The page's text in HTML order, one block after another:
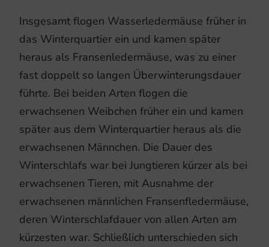
Insgesamt flogen Wasserledermäuse früher in
das Winterquartier ein und kamen später
heraus als Fransenledermäuse, was zu einer
fast doppelt so langen Überwinterungsdauer
führte. Bei beiden Arten flogen die
erwachsenen Weibchen früher ein und kamen
später aus dem Winterquartier heraus als die
erwachsenen Männchen. Die Dauer des
Winterschlafs war bei Jungtieren kürzer als bei
erwachsenen Tieren, mit Ausnahme der
erwachsenen männlichen Fransenfledermäuse,
deren Winterschlafdauer von allen Arten am
kürzesten war. Schließlich unterschieden sich